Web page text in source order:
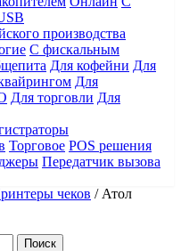
производства
С фискальным
Для кофейни Для
Для
Для торговли Для
Торговое POS решения
Передатчик вызова
чеков / Атол